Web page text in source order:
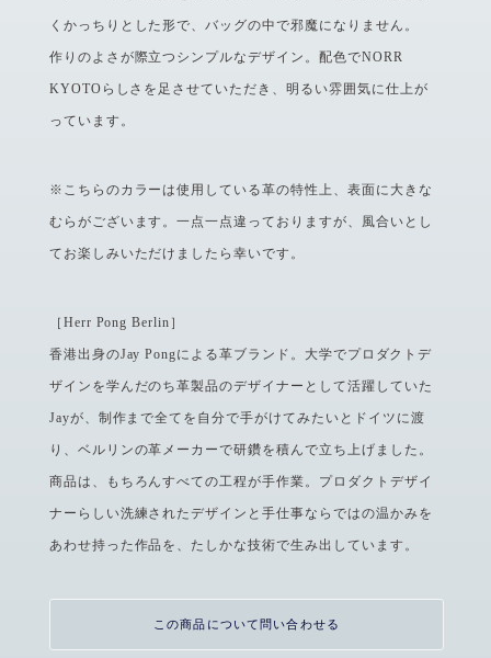
くかっちりとした形で、バッグの中で邪魔になりません。
作りのよさが際立つシンプルなデザイン。配色でNORR
KYOTOらしさを足させていただき、明るい雰囲気に仕上が
っています。
※こちらのカラーは使用している革の特性上、表面に大きな
むらがございます。一点一点違っておりますが、風合いとし
てお楽しみいただけましたら幸いです。
［Herr Pong Berlin］
香港出身のJay Pongによる革ブランド。大学でプロダクトデ
ザインを学んだのち革製品のデザイナーとして活躍していた
Jayが、制作まで全てを自分で手がけてみたいとドイツに渡
り、ベルリンの革メーカーで研鑽を積んで立ち上げました。
商品は、もちろんすべての工程が手作業。プロダクトデザイ
ナーらしい洗練されたデザインと手仕事ならではの温かみを
あわせ持った作品を、たしかな技術で生み出しています。
この商品について問い合わせる